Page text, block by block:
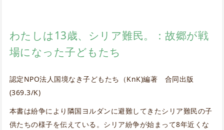
わたしは13歳、シリア難民。：故郷が戦
場になった子どもたち
認定NPO法人国境なき子どもたち（KnK)編著 合同出版
(369.3/K)
本書は紛争により隣国ヨルダンに避難してきたシリア難民の子
供たちの様子を伝えている。シリア紛争が始まって8年近くな